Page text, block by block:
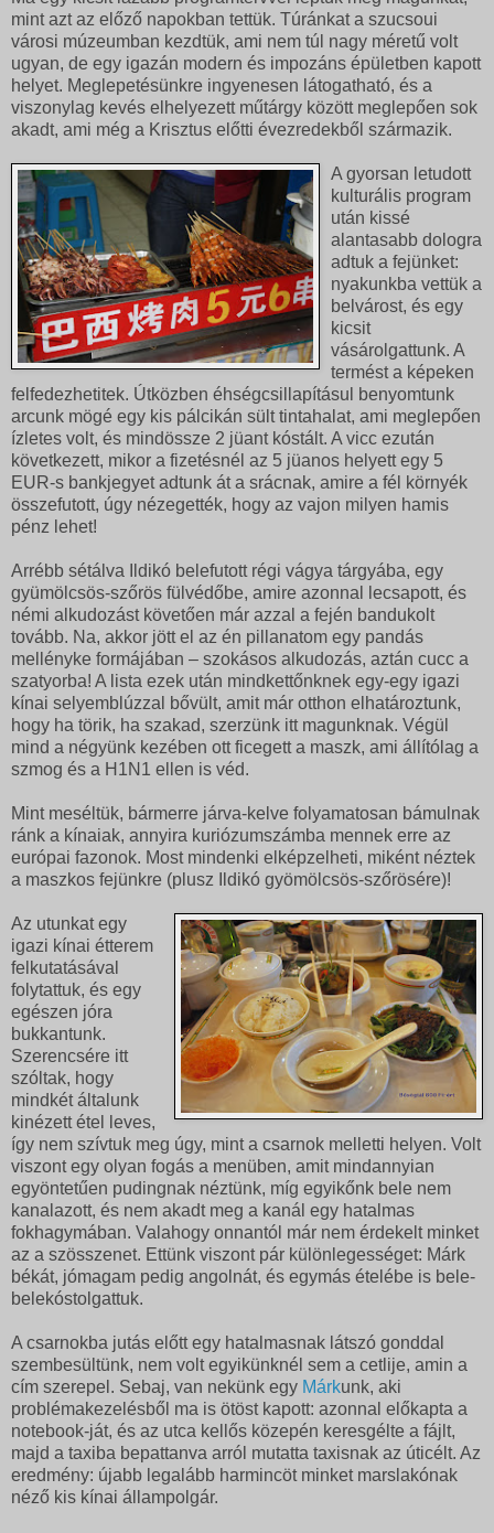
mint azt az előző napokban tettük. Túránkat a szucsoui
városi múzeumban kezdtük, ami nem túl nagy méretű volt
ugyan, de egy igazán modern és impozáns épületben kapott
helyet. Meglepetésünkre ingyenesen látogatható, és a
viszonylag kevés elhelyezett műtárgy között meglepően sok
akadt, ami még a Krisztus előtti évezredekből származik.
A gyorsan letudott
kulturális program
után kissé
alantasabb dologra
adtuk a fejünket:
nyakunkba vettük a
belvárost, és egy
kicsit
vásárolgattunk. A
termést a képeken
felfedezhetitek. Útközben éhségcsillapításul benyomtunk
arcunk mögé egy kis pálcikán sült tintahalat, ami meglepően
ízletes volt, és mindössze 2 jüant kóstált. A vicc ezután
következett, mikor a fizetésnél az 5 jüanos helyett egy 5
EUR-s bankjegyet adtunk át a srácnak, amire a fél környék
összefutott, úgy nézegették, hogy az vajon milyen hamis
pénz lehet!
Arrébb sétálva Ildikó belefutott régi vágya tárgyába, egy
gyümölcsös-szőrös fülvédőbe, amire azonnal lecsapott, és
némi alkudozást követően már azzal a fején bandukolt
tovább. Na, akkor jött el az én pillanatom egy pandás
mellényke formájában – szokásos alkudozás, aztán cucc a
szatyorba! A lista ezek után mindkettőnknek egy-egy igazi
kínai selyemblúzzal bővült, amit már otthon elhatároztunk,
hogy ha törik, ha szakad, szerzünk itt magunknak. Végül
mind a négyünk kezében ott ficegett a maszk, ami állítólag a
szmog és a H1N1 ellen is véd.
Mint meséltük, bármerre járva-kelve folyamatosan bámulnak
ránk a kínaiak, annyira kuriózumszámba mennek erre az
európai fazonok. Most mindenki elképzelheti, miként néztek
a maszkos fejünkre (plusz Ildikó gyömölcsös-szőrösére)!
Az utunkat egy
igazi kínai étterem
felkutatásával
folytattuk, és egy
egészen jóra
bukkantunk.
Szerencsére itt
szóltak, hogy
mindkét általunk
kinézett étel leves,
így nem szívtuk meg úgy, mint a csarnok melletti helyen. Volt
viszont egy olyan fogás a menüben, amit mindannyian
egyöntetűen pudingnak néztünk, míg egyikőnk bele nem
kanalazott, és nem akadt meg a kanál egy hatalmas
fokhagymában. Valahogy onnantól már nem érdekelt minket
az a szösszenet. Ettünk viszont pár különlegességet: Márk
békát, jómagam pedig angolnát, és egymás ételébe is bele-
belekóstolgattuk.
A csarnokba jutás előtt egy hatalmasnak látszó gonddal
szembesültünk, nem volt egyikünknél sem a cetlije, amin a
cím szerepel. Sebaj, van nekünk egy Márkunk, aki
problémakezelésből ma is ötöst kapott: azonnal előkapta a
notebook-ját, és az utca kellős közepén keresgélte a fájlt,
majd a taxiba bepattanva arról mutatta taxisnak az úticélt. Az
eredmény: újabb legalább harmincöt minket marslakónak
néző kis kínai állampolgár.